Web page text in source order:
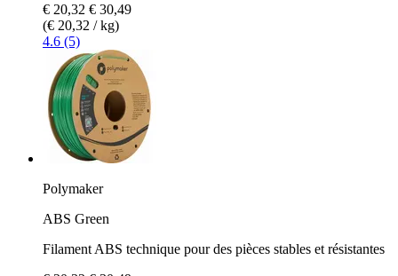
€ 20,32 € 30,49
(€ 20,32 / kg)
4.6 (5)
Polymaker
ABS Green
Filament ABS technique pour des pièces stables et résistantes